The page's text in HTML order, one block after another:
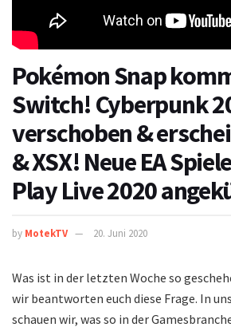
Pokémon Snap
Switch! Cyberpunk
verschoben &
& XSX! Neue EA
Play Live 2020
by MotekTV 20. Juni 2020
Was ist in der letzten Woche so
wir beantworten euch diese Frage. In
schauen wir, was so in der